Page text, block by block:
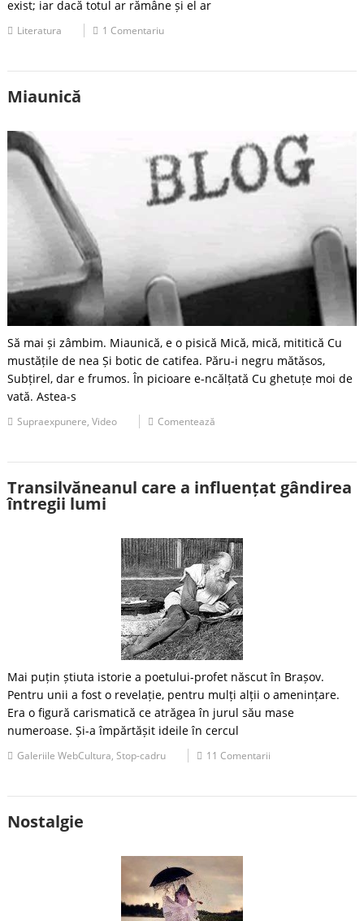
exist; iar dacă totul ar rămâne și el ar
Literatura 1 Comentariu
Miaunică
Să mai și zâmbim. Miaunică, e o pisică Mică, mică, mititică Cu
mustățile de nea Și botic de catifea. Păru-i negru mătăsos,
Subțirel, dar e frumos. În picioare e-ncălțată Cu ghetuțe moi de
vată. Astea-s
Supraexpunere,Video Comentează
Transilvăneanul care a influențat gândirea
întregii lumi
Mai puțin știuta istorie a poetului-profet născut în Brașov.
Pentru unii a fost o revelație, pentru mulți alții o amenințare.
Era o figură carismatică ce atrăgea în jurul său mase
numeroase. Și-a împărtășit ideile în cercul
Galeriile WebCultura,Stop-cadru 11 Comentarii
Nostalgie